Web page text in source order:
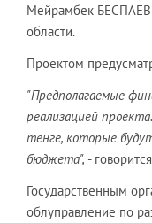
Мейрамбек
области.
Проектом
"Предполагаемые
реализацией
тенге, которые
бюджета", -
Государственным
облуправление по